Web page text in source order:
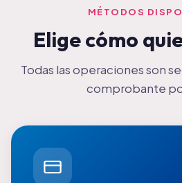
MÉTODOS
Elige cómo
Todas las operaciones son
comprobante